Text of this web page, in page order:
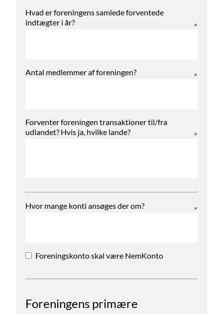
Hvad er foreningens samlede forventede
indtægter i år?
Antal medlemmer af foreningen?
Forventer foreningen transaktioner til/fra
udlandet? Hvis ja, hvilke lande?
Hvor mange konti ansøges der om?
Foreningskonto skal være NemKonto
Foreningens primære